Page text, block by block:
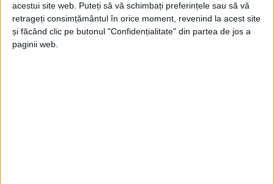
acestui site web. Puteți să vă schimbați preferințele sau să vă
retrageți consimțământul în orice moment, revenind la acest site
și făcând clic pe butonul "Confidențialitate" din partea de jos a
paginii web.
Arhive